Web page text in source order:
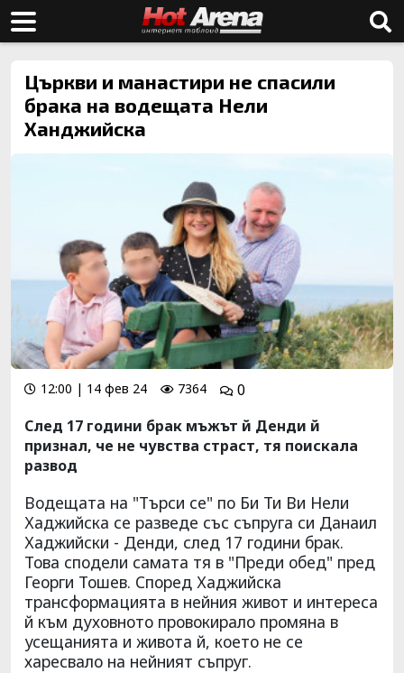
Църкви и манастири не спасили
брака на водещата Нели
Ханджийска
12:00 | 14 фев 24 7364
0
След 17 години брак мъжът й Денди й
признал, че не чувства страст, тя поискала
развод
Водещата на "Търси се" по Би Ти Ви Нели
Хаджийска се разведе със съпруга си Данаил
Хаджийски - Денди, след 17 години брак.
Това сподели самата тя в "Преди обед" пред
Георги Тошев. Според Хаджийска
трансформацията в нейния живот и интереса
й към духовното провокирало промяна в
усещанията и живота й, което не се
харесвало на нейният съпруг.